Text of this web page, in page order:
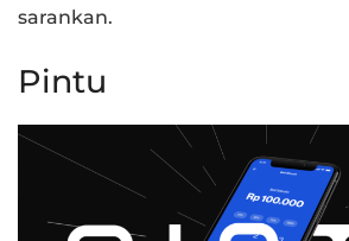
sarankan.
Pintu